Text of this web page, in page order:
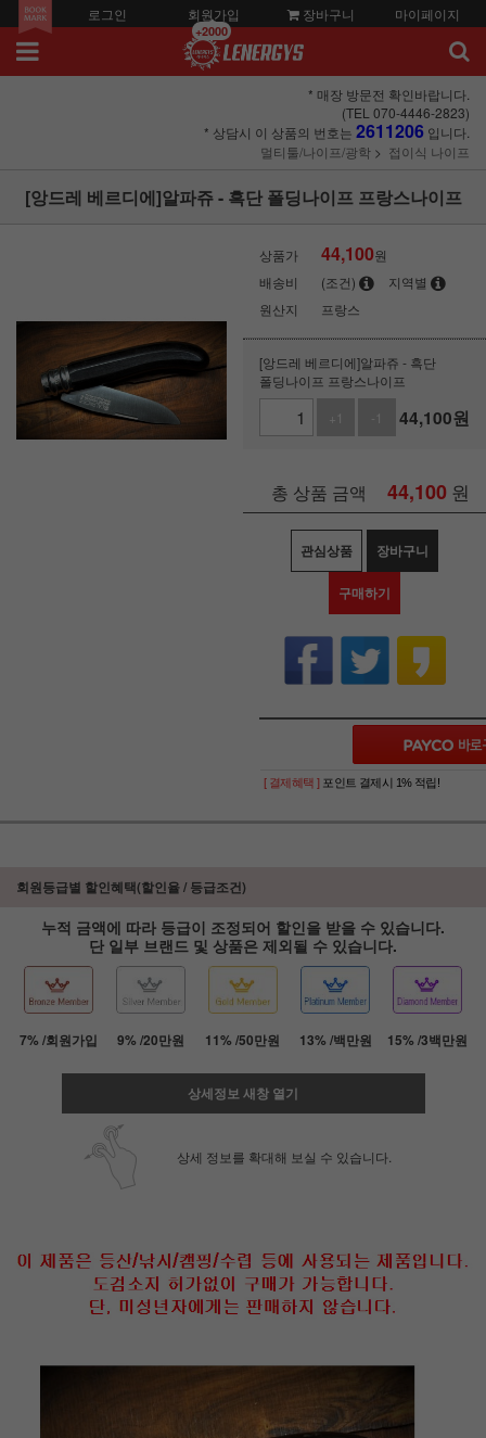
로그인 회원가입
+2000
장바구니 마이페이지
* 매장 방문전 확인바랍니다.
(TEL 070-4446-2823)
* 상담시 이 상품의 번호는 2611206 입니다.
멀티툴/나이프/광학
접이식 나이프
[앙드레 베르디에]알파쥬 - 흑단 폴딩나이프 프랑스나이프
상품가 44,100원
배송비
(조건)
지역별
원산지
프랑스
[앙드레 베르디에]알파쥬 - 흑단
폴딩나이프 프랑스나이프
+1
-1 44,100원
총 상품 금액 44,100 원
관심상품 장바구니
구매하기
페이코 ID로 페
[ 결제혜택 ] 포인트 결제시 1% 적립!
회원등급별 할인혜택(할인율 / 등급조건)
누적 금액에 따라 등급이 조정되어 할인을 받을 수 있습니다.
단 일부 브랜드 및 상품은 제외될 수 있습니다.
7% /회원가입 9% /20만원 11% /50만원 13% /백만원 15% /3백만원
상세정보 새창 열기
상세 정보를 확대해 보실 수 있습니다.